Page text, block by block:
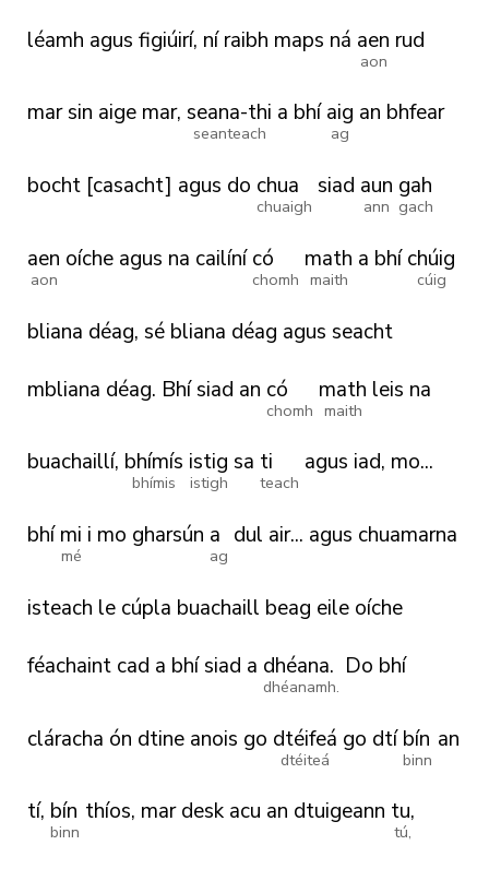
léamh agus figiúirí, ní raibh maps ná aen
aon
rud
marsin aige mar, seana-thi
seanteach
a bhí aig
ag
an bhfear
bocht [casacht] agus do chua
chuaigh
siad aun
ann
gah
gach
aen
aon
oíche agus na cailíní có
chomh
math
maith
a bhí chúig
cúig
bliana déag, sé bliana déag agus seacht
mbliana déag. Bhísiad an có
chomh
math
maith
leis na
buachaillí, bhímís
bhímis
istig
istigh
sa ti
teach
agus iad, mo...
bhí mi
mé
i mo gharsún a
ag
dul air... agus chuamarna
isteach le cúpla buachaill beag eile oíche
féachaint cad a bhísiad a dhéana.
dhéanamh.
Do bhí
cláracha ón dtine anois go dtéifeá
dtéiteá
go dtí bín
binn
an
tí, bín
binn
thíos, mar desk acu an dtuigeann tu,
tú,